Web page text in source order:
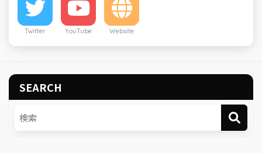
Twitter YouTube Website
SEARCH